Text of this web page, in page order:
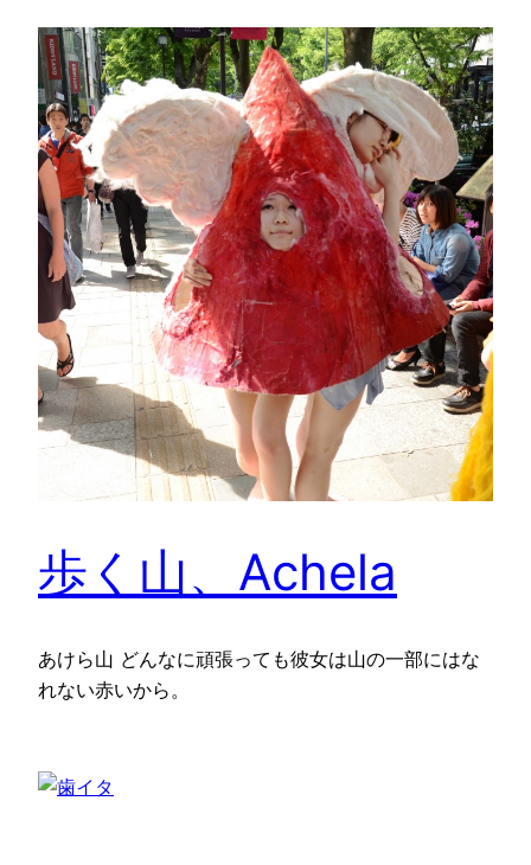
歩く山、Achela
あけら山 どんなに頑張っても彼女は山の一部にはな
れない赤いから。